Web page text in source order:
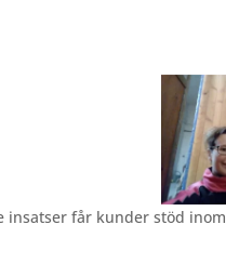
insatser får kunder stöd inom